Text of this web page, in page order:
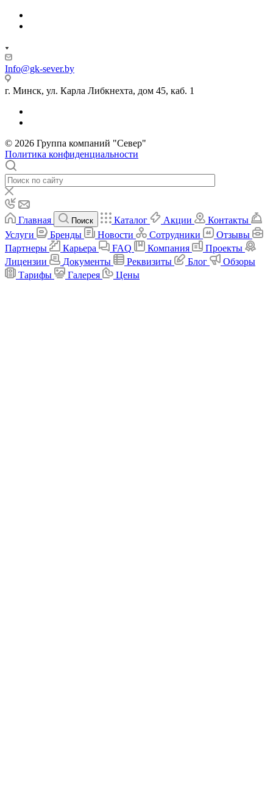
Info@gk-sever.by
г. Минск, ул. Карла Либкнехта, дом 45, каб. 1
© 2026 Группа компаний "Север"
Политика конфиденциальности
Главная Поиск Каталог Акции
Контакты
Услуги
Бренды Новости Сотрудники
Отзывы
Партнеры
Карьера FAQ Компания
Проекты
Лицензии
Документы Реквизиты Блог
Обзоры
Тарифы
Галерея Цены